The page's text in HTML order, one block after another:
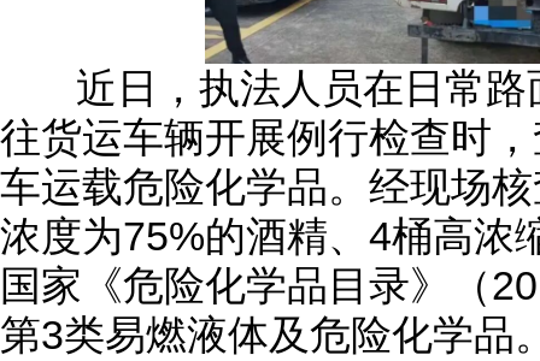
近日，执法人员在日常路
往货运车辆开展例行检查时
车运载危险化学品。经现场
浓度为75%的酒精、4桶高浓
国家《危险化学品目录》（
第3类易燃液体及危险化学品